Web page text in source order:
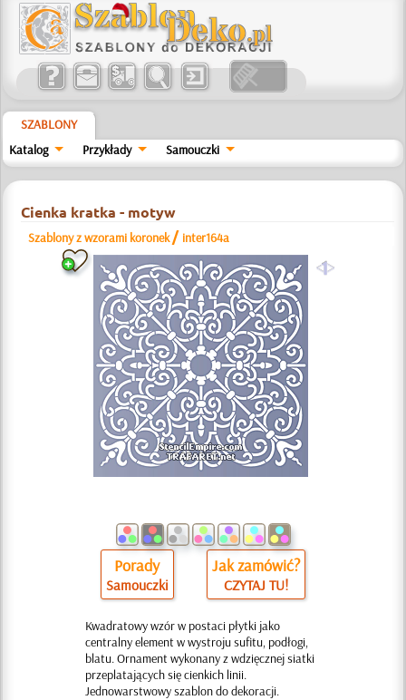
SZABLONY
Katalog
Przykłady Samouczki
Cienka kratka - motyw
Szablony z wzorami koronek / inter164a
a
Porady
Samouczki
Jak zamówić?
CZYTAJ TU!
Kwadratowy wzór w postaci płytki jako
centralny element w wystroju sufitu, podłogi,
blatu. Ornament wykonany z wdzięcznej siatki
przeplatających się cienkich linii.
Jednowarstwowy szablon do dekoracji.